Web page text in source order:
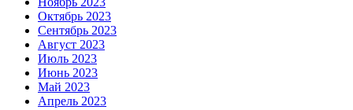
Октябрь 2023
Сентябрь 2023
Август 2023
Июль 2023
Июнь 2023
Май 2023
Апрель 2023